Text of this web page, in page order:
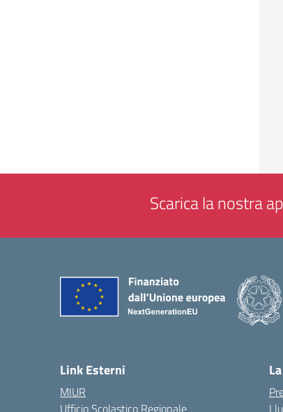
Scarica la nostra
Link Esterni
MIUR
Ufficio Scolastico Regionale
I